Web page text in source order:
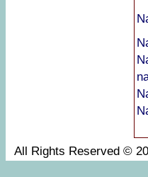
All Rights Reserved